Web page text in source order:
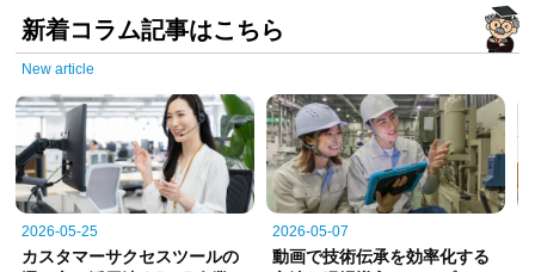
新着コラム記事はこちら
New article